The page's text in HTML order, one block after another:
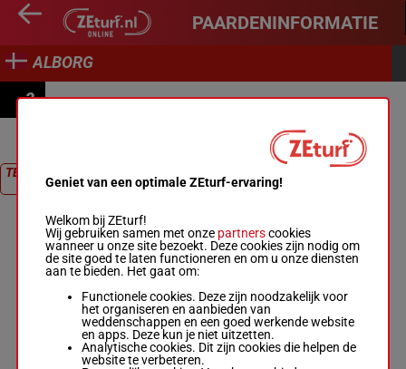
PAARDENINFORMATIE
ALBORG
2
TERUG NAAR
RACEGeniet van een optimale ZEturf-ervaring!
Welkom bij ZEturf!
Wij gebruiken samen met onze partnerscookies
wanneer u onze site bezoekt. Deze cookies zijn nodig om
de site goed te laten functioneren en om u onze diensten
aan te bieden. Het gaat om:
Functionele cookies. Deze zijn noodzakelijk voor
het organiseren en aanbieden van
weddenschappen en een goed werkende website
en apps. Deze kun je niet uitzetten.
Analytische cookies. Dit zijn cookies die helpen de
website te verbeteren.